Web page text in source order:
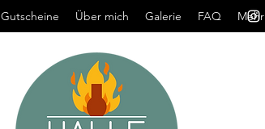
Gutscheine Über mich Galerie FAQ Mehr